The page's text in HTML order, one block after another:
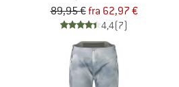
89,95 €fra 62,97 €
4,4(7)